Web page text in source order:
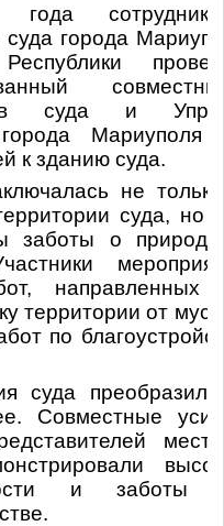
суда города
суда и
Мариуполя
к зданию суда.
не
суда, но
заботы о
направленных
территории от
по
суда
Совместные
и заботы